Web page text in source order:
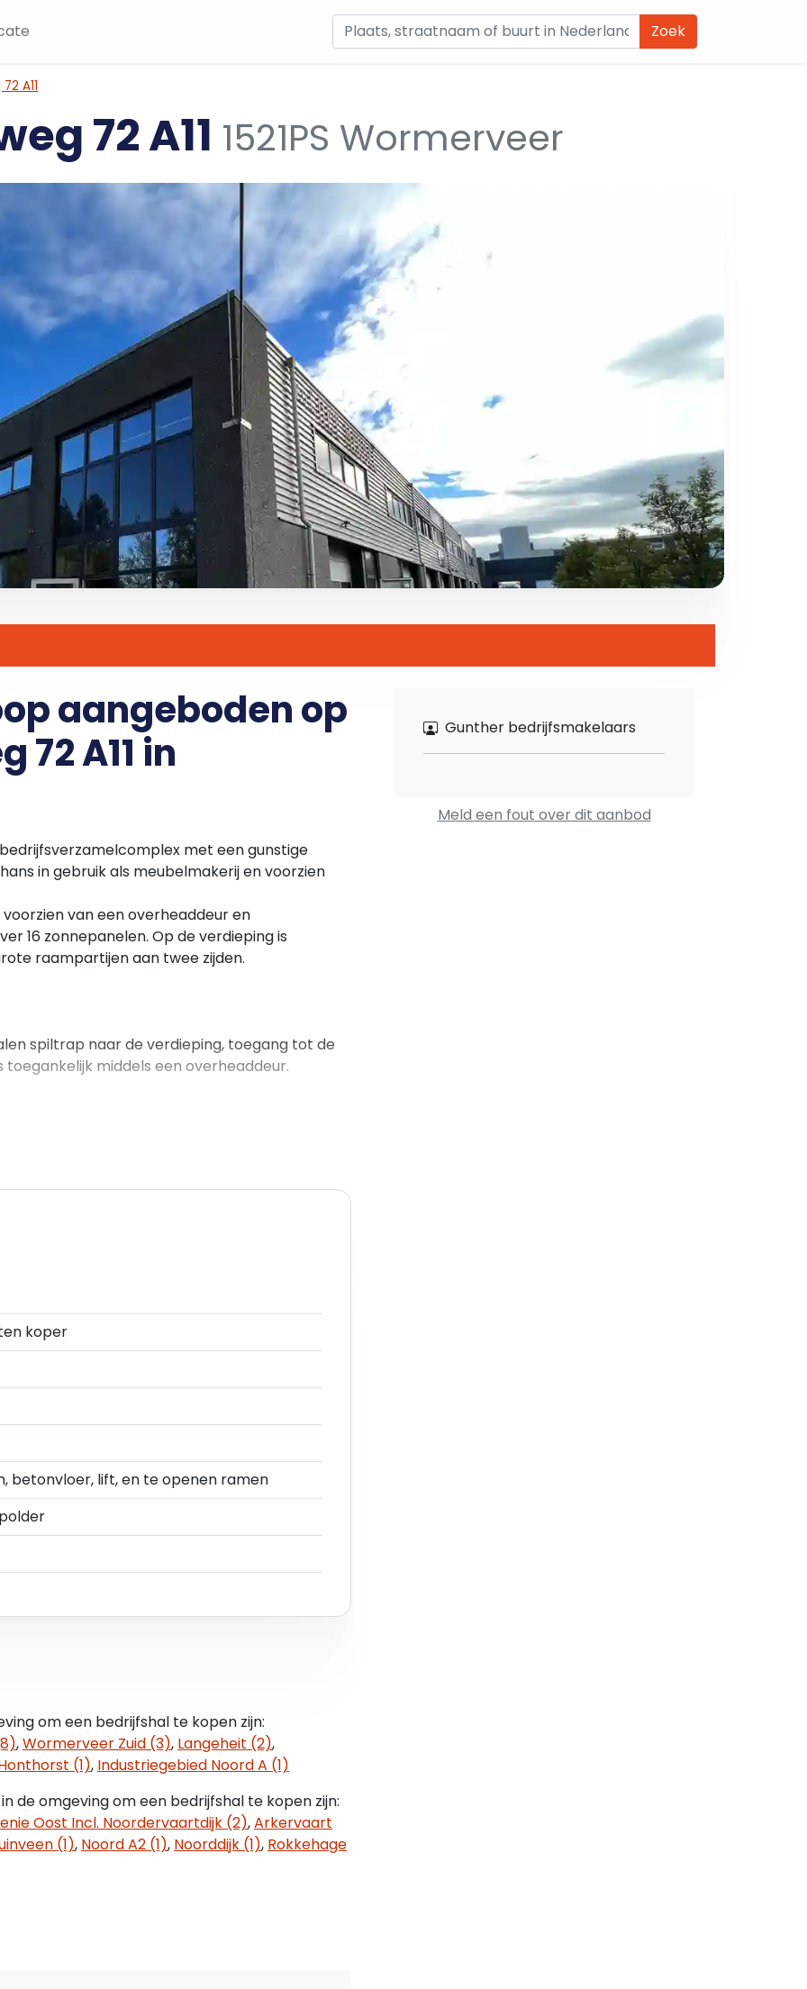
Zoek
A11
72 A11 1521PS Wormerveer
aangeboden op
A11 in
met een gunstige
in gebruik als meubelmakerij en voorzien
van een overheaddeur en
16 zonnepanelen. Op de verdieping is
raampartijen aan twee zijden.
spiltrap naar de verdieping, toegang tot de
middels een overheaddeur.
twee zijden.
kg/m2
380V
draagkracht 250 kg/m2
overslag en/of distributie in combinatie met
parkeergelegenheid in de directe omgeving.
actieve vereniging van eigenaren
per jaar.
aan de N246 en de nabijheid van de A7, A8
geheel uitstekend te bereiken.
Gunther bedrijfsmakelaars
Meld een fout over dit aanbod
koper
betonvloer, lift, en te openen ramen
om een bedrijfshal te kopen zijn:
,Wormerveer Zuid (3), Langeheit (2),
(1), Industriegebied Noord A (1)
de omgeving om een bedrijfshal te kopen zijn:
Oost Incl. Noordervaartdijk (2),Arkervaart
(1), Noord A2 (1), Noorddijk (1), Rokkehage